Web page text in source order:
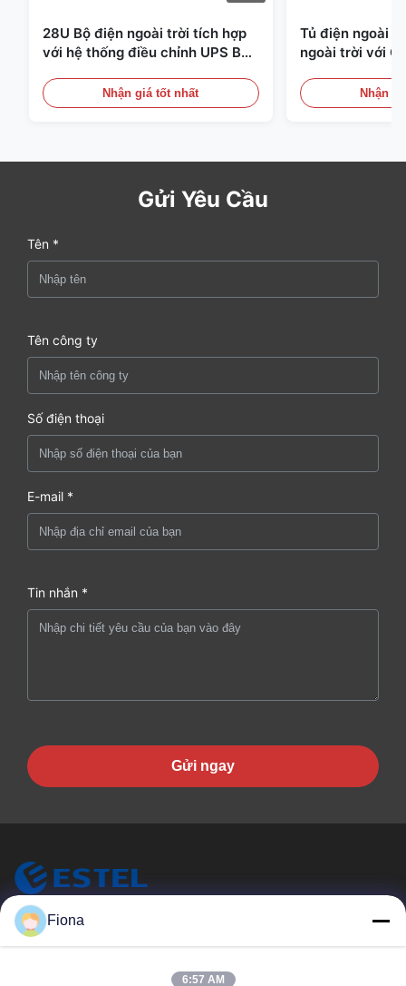
28U Bộ điện ngoài trời tích hợp
với hệ thống điều chỉnh UPS Bộ
Nhận giá tốt nhất
Tủ điện ngoài
ngoài trời với
Nhận
Gửi Yêu Cầu
Tên *
Tên công ty
Số điện thoại
E-mail *
Tin nhắn *
Gửi ngay
ESTEL (GUANGDONG) TECHNOLOGY CO., LTD.
Fiona
6:57 AM